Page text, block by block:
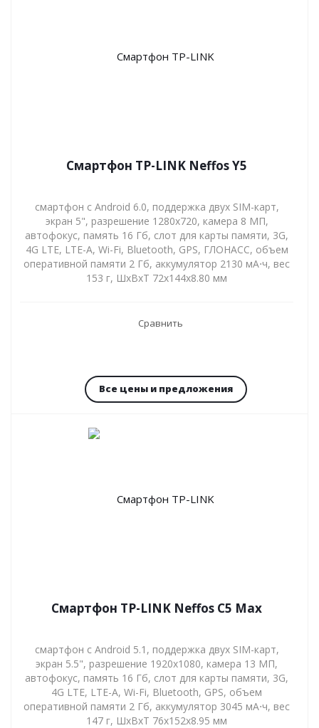
Смартфон TP-LINK Neffos Y5
смартфон с Android 6.0, поддержка двух SIM-карт,
экран 5", разрешение 1280x720, камера 8 МП,
автофокус, память 16 Гб, слот для карты памяти, 3G,
4G LTE, LTE-A, Wi-Fi, Bluetooth, GPS, ГЛОНАСС, объем
оперативной памяти 2 Гб, аккумулятор 2130 мА⋅ч, вес
153 г, ШxВxТ 72x144x8.80 мм
Сравнить
Все цены и предложения
Смартфон TP-LINK Neffos C5 Max
смартфон с Android 5.1, поддержка двух SIM-карт,
экран 5.5", разрешение 1920x1080, камера 13 МП,
автофокус, память 16 Гб, слот для карты памяти, 3G,
4G LTE, LTE-A, Wi-Fi, Bluetooth, GPS, объем
оперативной памяти 2 Гб, аккумулятор 3045 мА⋅ч, вес
147 г, ШxВxТ 76x152x8.95 мм